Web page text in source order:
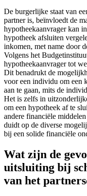
De burgerlijke staat van
partner is, beïnvloedt de
hypotheekaanvrager kan
hypotheek afsluiten
inkomen, met name door
Volgens het
hypotheekaanvrager tot
Dit benadrukt de
voor een individu om een
aan te gaan, mits de
Het is zelfs in
om een hypotheek af te
andere financiële
duidt op de diverse
bij een solide financiële
Wat zijn de
uitsluiting bij
van het